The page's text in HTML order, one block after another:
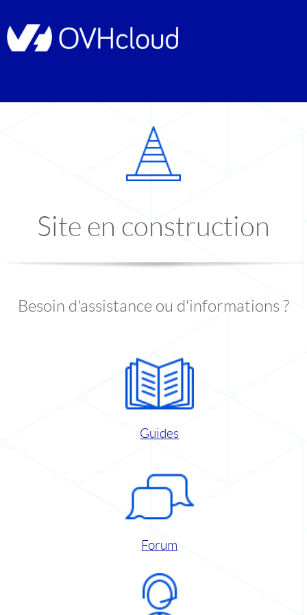
Site en construction
Besoin d'assistance ou d'informations ?
Guides
Forum